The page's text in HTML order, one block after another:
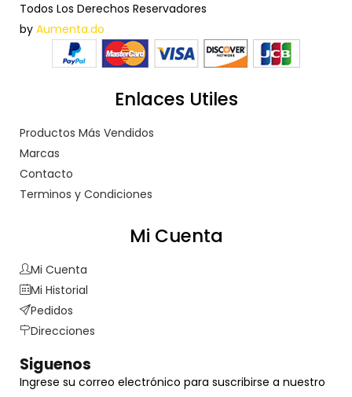
Todos Los Derechos Reservadores
by Aumenta.do
Enlaces Utiles
Productos Más Vendidos
Marcas
Contacto
Terminos y Condiciones
Mi Cuenta
Mi Cuenta
Mi Historial
Pedidos
Direcciones
Siguenos
Ingrese su correo electrónico para suscribirse a nuestro